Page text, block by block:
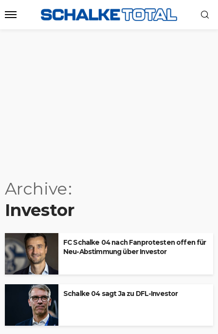
Archive
Investor
FC Schalke 04 nach Fanprotesten offen für
Neu-Abstimmung über Investor
Schalke 04 sagt Ja zu DFL-Investor